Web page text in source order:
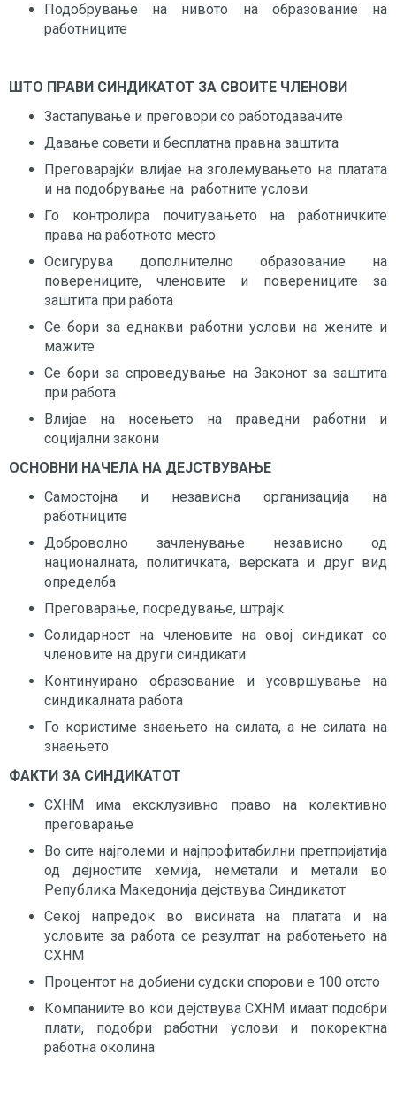
Подобрување на нивото на образование на
работниците
ШТО ПРАВИ СИНДИКАТОТ ЗА СВОИТЕ ЧЛЕНОВИ
Застапување и преговори со работодавачите
Давање совети и бесплатна правна заштита
Преговарајќи влијае на зголемувањето на платата
и на подобрување на работните услови
Го контролира почитувањето на работничките
права на работното место
Осигурува дополнително образование на
поверениците, членовите и поверениците за
заштита при работа
Се бори за еднакви работни услови на жените и
мажите
Се бори за спроведување на Законот за заштита
при работа
Влијае на носењето на праведни работни и
социјални закони
ОСНОВНИ НАЧЕЛА НА ДЕЈСТВУВАЊЕ
Самостојна и независна организација на
работниците
Доброволно зачленување независно од
националната, политичката, верската и друг вид
определба
Преговарање, посредување, штрајк
Солидарност на членовите на овој синдикат со
членовите на други синдикати
Континуирано образование и усовршување на
синдикалната работа
Го користиме знаењето на силата, а не силата на
знаењето
ФАКТИ ЗА СИНДИКАТОТ
СХНМ има ексклузивно право на колективно
преговарање
Во сите најголеми и најпрофитабилни претпријатија
од дејностите хемија, неметали и метали во
Република Македонија дејствува Синдикатот
Секој напредок во висината на платата и на
условите за работа се резултат на работењето на
СХНМ
Процентот на добиени судски спорови е 100 отсто
Компаниите во кои дејствува СХНМ имаат подобри
плати, подобри работни услови и покоректна
работна околина